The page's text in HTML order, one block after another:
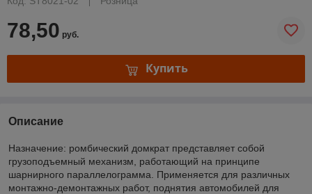
78,50 руб.
Купить
Описание
Назначение: ромбический домкрат представляет собой
грузоподъемный механизм, работающий на принципе
шарнирного параллелограмма. Применяется для различных
монтажно-демонтажных работ, поднятия автомобилей для